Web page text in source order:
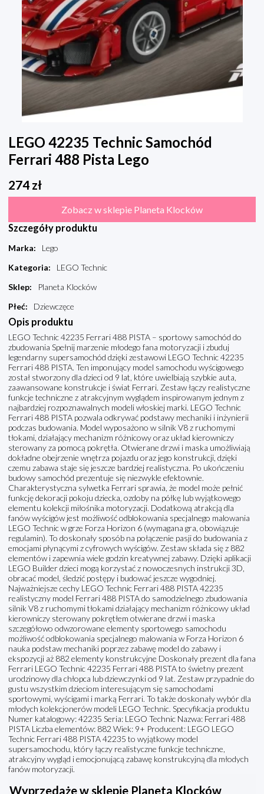
LEGO 42235 Technic Samochód
Ferrari 488 Pista Lego
274 zł
Zobacz w sklepie Planeta Klocków
Szczegóły produktu
Marka:
Lego
Kategoria:
LEGO Technic
Sklep:
Planeta Klocków
Płeć: Dziewczęce
Opis produktu
LEGO Technic 42235 Ferrari 488 PISTA – sportowy samochód do
zbudowania Spełnij marzenie młodego fana motoryzacji i zbuduj
legendarny supersamochód dzięki zestawowi LEGO Technic 42235
Ferrari 488 PISTA. Ten imponujący model samochodu wyścigowego
został stworzony dla dzieci od 9 lat, które uwielbiają szybkie auta,
zaawansowane konstrukcje i świat Ferrari. Zestaw łączy realistyczne
funkcje techniczne z atrakcyjnym wyglądem inspirowanym jednym z
najbardziej rozpoznawalnych modeli włoskiej marki. LEGO Technic
Ferrari 488 PISTA pozwala odkrywać podstawy mechaniki i inżynierii
podczas budowania. Model wyposażono w silnik V8 z ruchomymi
tłokami, działający mechanizm różnicowy oraz układ kierowniczy
sterowany za pomocą pokrętła. Otwierane drzwi i maska umożliwiają
dokładne obejrzenie wnętrza pojazdu oraz jego konstrukcji, dzięki
czemu zabawa staje się jeszcze bardziej realistyczna. Po ukończeniu
budowy samochód prezentuje się niezwykle efektownie.
Charakterystyczna sylwetka Ferrari sprawia, że model może pełnić
funkcję dekoracji pokoju dziecka, ozdoby na półkę lub wyjątkowego
elementu kolekcji miłośnika motoryzacji. Dodatkową atrakcją dla
fanów wyścigów jest możliwość odblokowania specjalnego malowania
LEGO Technic w grze Forza Horizon 6 (wymagana gra, obowiązuje
regulamin). To doskonały sposób na połączenie pasji do budowania z
emocjami płynącymi z cyfrowych wyścigów. Zestaw składa się z 882
elementów i zapewnia wiele godzin kreatywnej zabawy. Dzięki aplikacji
LEGO Builder dzieci mogą korzystać z nowoczesnych instrukcji 3D,
obracać model, śledzić postępy i budować jeszcze wygodniej.
Najważniejsze cechy LEGO Technic Ferrari 488 PISTA 42235
realistyczny model Ferrari 488 PISTA do samodzielnego zbudowania
silnik V8 z ruchomymi tłokami działający mechanizm różnicowy układ
kierowniczy sterowany pokrętłem otwierane drzwi i maska
szczegółowo odwzorowane elementy sportowego samochodu
możliwość odblokowania specjalnego malowania w Forza Horizon 6
nauka podstaw mechaniki poprzez zabawę model do zabawy i
ekspozycji aż 882 elementy konstrukcyjne Doskonały prezent dla fana
Ferrari LEGO Technic 42235 Ferrari 488 PISTA to świetny prezent
urodzinowy dla chłopca lub dziewczynki od 9 lat. Zestaw przypadnie do
gustu wszystkim dzieciom interesującym się samochodami
sportowymi, wyścigami i marką Ferrari. To także doskonały wybór dla
młodych kolekcjonerów modeli LEGO Technic. Specyfikacja produktu
Numer katalogowy: 42235 Seria: LEGO Technic Nazwa: Ferrari 488
PISTA Liczba elementów: 882 Wiek: 9+ Producent: LEGO LEGO
Technic Ferrari 488 PISTA 42235 to wyjątkowy model
supersamochodu, który łączy realistyczne funkcje techniczne,
atrakcyjny wygląd i emocjonującą zabawę konstrukcyjną dla młodych
fanów motoryzacji.
Wyprzedaże w sklepie Planeta Klocków